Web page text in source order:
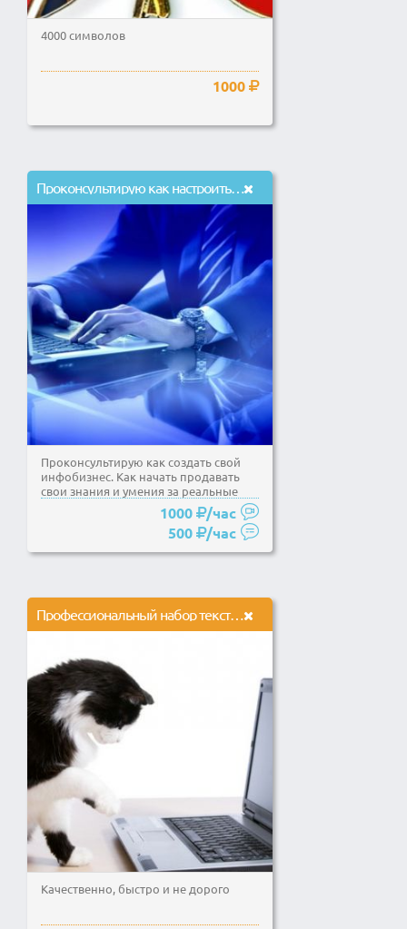
4000 символов
1000
Проконсультирую как настроить инфобизнес
Проконсультирую как создать свой
инфобизнес. Как начать продавать
свои знания и умения за реальные
1000
/час
500
/час
Профессиональный набор текста на дому
Качественно, быстро и не дорого